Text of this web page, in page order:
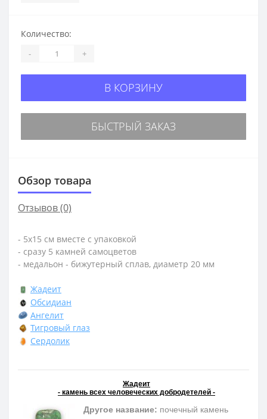
Количество:
- +
В КОРЗИНУ
БЫСТРЫЙ ЗАКАЗ
Обзор товара
Отзывов (0)
- 5х15 см вместе с упаковкой
- сразу 5 камней самоцветов
- медальон - бижутерный сплав, диаметр 20 мм
Жадеит
Обсидиан
Ангелит
Тигровый глаз
Сердолик
Жадеит
- камень всех человеческих добродетелей -
Другое название: почечный камень